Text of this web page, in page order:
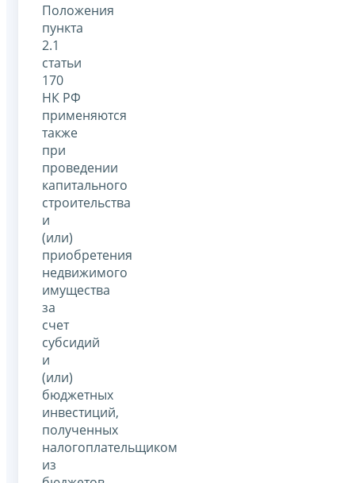
Положения
пункта
2.1
статьи
170
НК РФ
применяются
также
при
проведении
капитального
строительства
и
(или)
приобретения
недвижимого
имущества
за
счет
субсидий
и
(или)
бюджетных
инвестиций,
полученных
налогоплательщиком
из